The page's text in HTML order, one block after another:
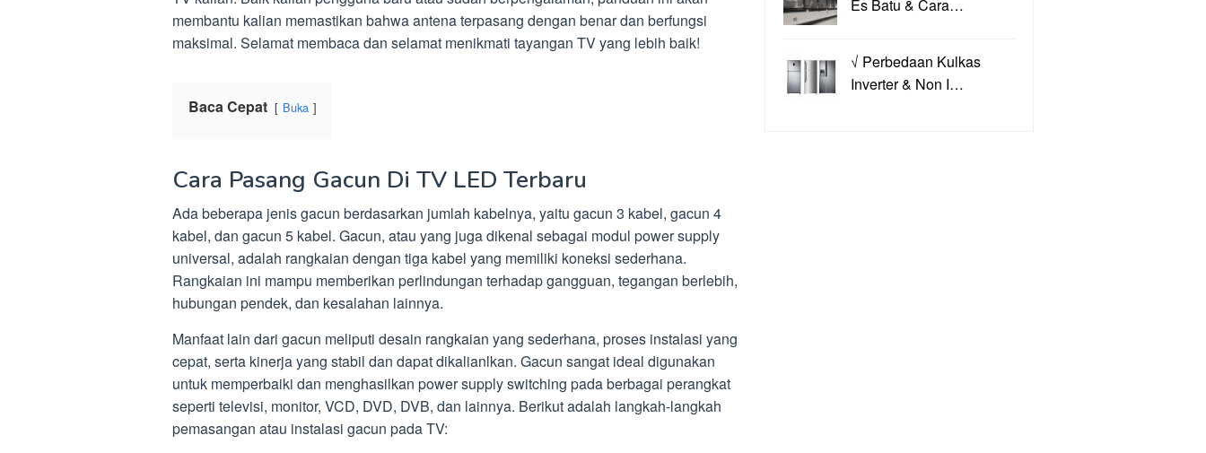
membantu kalian memastikan bahwa antena terpasang dengan benar dan berfungsi
maksimal. Selamat membaca dan selamat menikmati tayangan TV yang lebih baik!
Baca Cepat Buka
Cara Pasang Gacun Di TV LED Terbaru
Ada beberapa jenis gacun berdasarkan jumlah kabelnya, yaitu gacun 3 kabel, gacun 4
kabel, dan gacun 5 kabel. Gacun, atau yang juga dikenal sebagai modul power supply
universal, adalah rangkaian dengan tiga kabel yang memiliki koneksi sederhana.
Rangkaian ini mampu memberikan perlindungan terhadap gangguan, tegangan berlebih,
hubungan pendek, dan kesalahan lainnya.
Manfaat lain dari gacun meliputi desain rangkaian yang sederhana, proses instalasi yang
cepat, serta kinerja yang stabil dan dapat dikalianlkan. Gacun sangat ideal digunakan
untuk memperbaiki dan menghasilkan power supply switching pada berbagai perangkat
seperti televisi, monitor, VCD, DVD, DVB, dan lainnya. Berikut adalah langkah-langkah
pemasangan atau instalasi gacun pada TV:
Es Batu & Cara…
√ Perbedaan Kulkas
Inverter & Non I…